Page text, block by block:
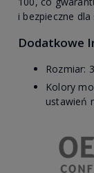
i bezpieczne
Dodatkowe
Rozmiar:
Kolory
ustawień